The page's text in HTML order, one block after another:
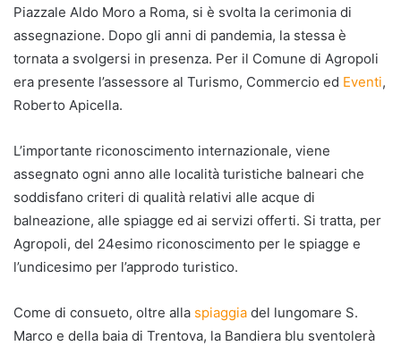
Piazzale Aldo Moro a Roma, si è svolta la cerimonia di
assegnazione. Dopo gli anni di pandemia, la stessa è
tornata a svolgersi in presenza. Per il Comune di Agropoli
era presente l’assessore al Turismo, Commercio ed Eventi,
Roberto Apicella.
L’importante riconoscimento internazionale, viene
assegnato ogni anno alle località turistiche balneari che
soddisfano criteri di qualità relativi alle acque di
balneazione, alle spiagge ed ai servizi offerti. Si tratta, per
Agropoli, del 24esimo riconoscimento per le spiagge e
l’undicesimo per l’approdo turistico.
Come di consueto, oltre alla spiaggia del lungomare S.
Marco e della baia di Trentova, la Bandiera blu sventolerà